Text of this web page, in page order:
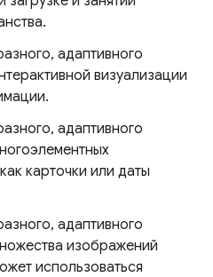
адаптивного
визуализации
адаптивного
карточки или даты
адаптивного
изображений
использоваться